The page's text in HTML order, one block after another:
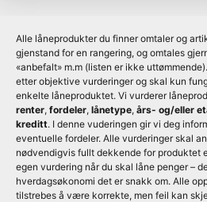
Alle låneprodukter du finner omtaler og
gjenstand for en rangering, og omtales
«anbefalt» m.m (listen er ikke
etter objektive vurderinger og skal kun
enkelte låneproduktet. Vi vurderer
renter, fordeler, lånetype, års- og/eller
kreditt. I denne vuderingen gir vi deg
eventuelle fordeler. Alle vurderinger skal
nødvendigvis fullt dekkende for produktet
egen vurdering når du skal låne penger –
hverdagsøkonomi det er snakk om. Alle
tilstrebes å være korrekte, men feil kan